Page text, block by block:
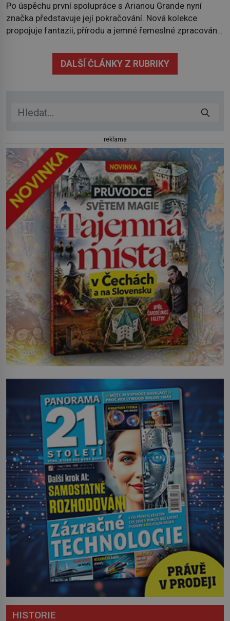
Po úspěchu první spolupráce s Arianou Grande nyní
značka představuje její pokračování. Nová kolekce
propojuje fantazii, přírodu a jemné řemeslné zpracování
třicítka šperků působí hravě a zároveň rafinovaně.
Spolupráce mezi značkou Swarovski a zpěvačkou a
DALŠÍ ČLÁNKY Z RUBRIKY
reklama
HISTORIE